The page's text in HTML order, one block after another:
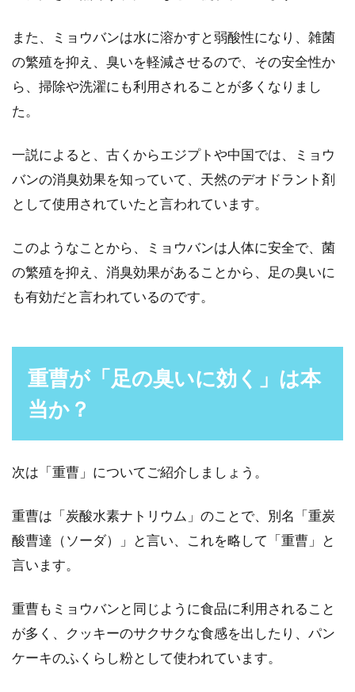
自宅でできるエラをなくす簡単マッ
サージをご紹介！
おくべき耳垢の実態！
男性の皆さんは、自分の耳垢（みみあか）を気
にしたことはありますか？耳垢には「乾いてい
手術するのはまだ早い！エラ張り顔
ルが似合わない」などの理由から、エラが張っ
「〇〇さんって清潔感があって素敵！」「××さ
んは不潔っぽくて無理！」こういった言葉をち
また、ミョウバンは水に溶かすと弱酸性になり、雑菌
の繁殖を抑え、臭いを軽減させるので、その安全性か
ら、掃除や洗濯にも利用されることが多くなりまし
た。
一説によると、古くからエジプトや中国では、ミョウ
バンの消臭効果を知っていて、天然のデオドラント剤
として使用されていたと言われています。
このようなことから、ミョウバンは人体に安全で、菌
の繁殖を抑え、消臭効果があることから、足の臭いに
も有効だと言われているのです。
重曹が「足の臭いに効く」は本
当か？
次は「重曹」についてご紹介しましょう。
重曹は「炭酸水素ナトリウム」のことで、別名「重炭
酸曹達（ソーダ）」と言い、これを略して「重曹」と
言います。
重曹もミョウバンと同じように食品に利用されること
が多く、クッキーのサクサクな食感を出したり、パン
ケーキのふくらし粉として使われています。